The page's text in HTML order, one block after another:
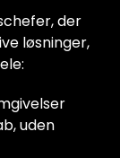
der
løsninger,
uden